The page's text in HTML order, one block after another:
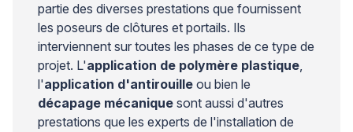
partie des diverses prestations que fournissent
les poseurs de clôtures et portails. Ils
interviennent sur toutes les phases de ce type de
projet. L'application de polymère plastique,
l'application d'antirouille ou bien le
décapage mécanique sont aussi d'autres
prestations que les experts de l'installation de